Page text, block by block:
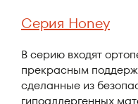
Серия Honey
В серию входят
прекрасным
сделанные из